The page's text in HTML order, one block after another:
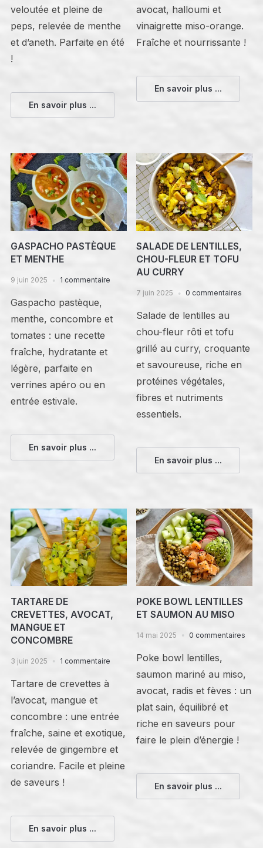
veloutée et pleine de
peps, relevée de menthe
et d’aneth. Parfaite en été
!
En savoir plus ...
avocat, halloumi et
vinaigrette miso-orange.
Fraîche et nourrissante !
En savoir plus ...
GASPACHO PASTÈQUE
ET MENTHE
9 juin 2025 1 commentaire
Gaspacho pastèque,
menthe, concombre et
tomates : une recette
fraîche, hydratante et
légère, parfaite en
verrines apéro ou en
entrée estivale.
En savoir plus ...
SALADE DE LENTILLES,
CHOU-FLEUR ET TOFU
AU CURRY
7 juin 2025 0 commentaires
Salade de lentilles au
chou-fleur rôti et tofu
grillé au curry, croquante
et savoureuse, riche en
protéines végétales,
fibres et nutriments
essentiels.
En savoir plus ...
TARTARE DE
CREVETTES, AVOCAT,
MANGUE ET
CONCOMBRE
3 juin 2025 1 commentaire
Tartare de crevettes à
l’avocat, mangue et
concombre : une entrée
fraîche, saine et exotique,
relevée de gingembre et
coriandre. Facile et pleine
de saveurs !
En savoir plus ...
POKE BOWL LENTILLES
ET SAUMON AU MISO
14 mai 2025 0 commentaires
Poke bowl lentilles,
saumon mariné au miso,
avocat, radis et fèves : un
plat sain, équilibré et
riche en saveurs pour
faire le plein d’énergie !
En savoir plus ...